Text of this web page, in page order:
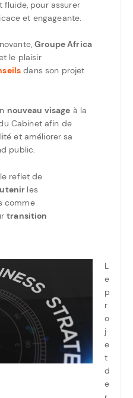
fluide, pour assurer
et engageante.
Groupe Africa
le plaisir
dans son projet
nouveau visage à la
Cabinet afin de
et améliorer sa
public.
reflet de
les
comme
transition
L
e
p
r
o
j
e
t
d
e